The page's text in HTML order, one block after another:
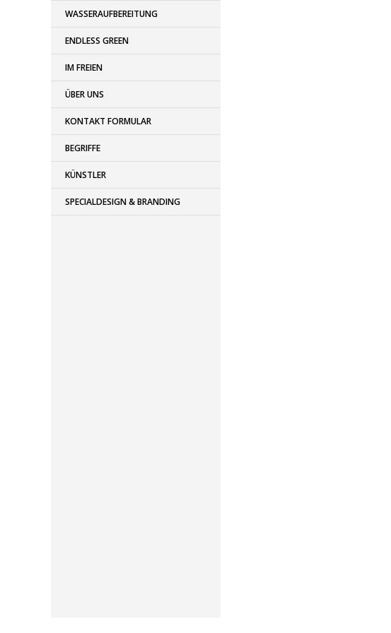
WASSERAUFBEREITUNG
ENDLESS GREEN
IM FREIEN
ÜBER UNS
KONTAKT FORMULAR
BEGRIFFE
KÜNSTLER
SPECIALDESIGN & BRANDING